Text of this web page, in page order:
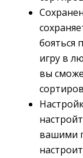
бояться
игру в
вы
вашими